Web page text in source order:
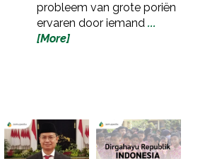
probleem van grote poriën
ervaren door iemand ...
[More]